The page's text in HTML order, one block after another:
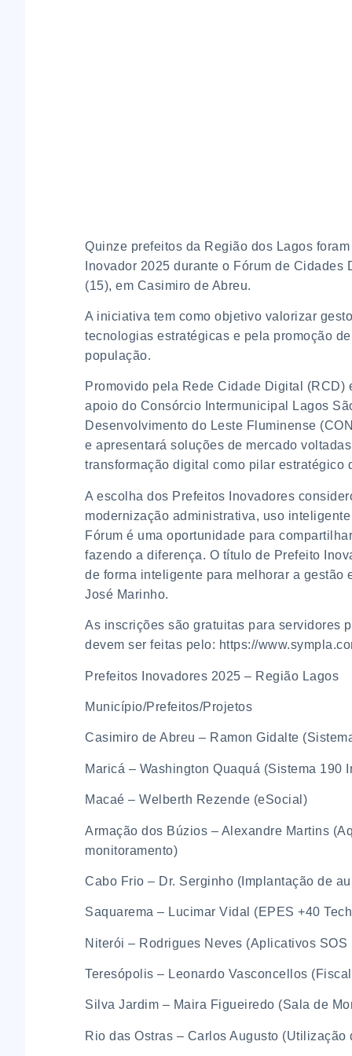
Quinze prefeitos da Região dos Lagos
Inovador 2025 durante o Fórum de
(15), em Casimiro de Abreu.
A iniciativa tem como objetivo valorizar
tecnologias estratégicas e pela promoção
população.
Promovido pela Rede Cidade Digital (RCD)
apoio do Consórcio Intermunicipal Lagos
Desenvolvimento do Leste Fluminense
e apresentará soluções de mercado
transformação digital como pilar
A escolha dos Prefeitos Inovadores
modernização administrativa, uso
Fórum é uma oportunidade para
fazendo a diferença. O título de Prefeito
de forma inteligente para melhorar a gestão
José Marinho.
As inscrições são gratuitas para servidores
devem ser feitas pelo: https://
Prefeitos Inovadores 2025 – Região Lagos
Município/Prefeitos/Projetos
Casimiro de Abreu – Ramon Gidalte
Maricá – Washington Quaquá (Sistema 190
Macaé – Welberth Rezende (eSocial)
Armação dos Búzios – Alexandre Martins
monitoramento)
Cabo Frio – Dr. Serginho (Implantação de
Saquarema – Lucimar Vidal (EPES +40
Niterói – Rodrigues Neves (Aplicativos SOS
Teresópolis – Leonardo Vasconcellos
Silva Jardim – Maira Figueiredo (Sala de
Rio das Ostras – Carlos Augusto (Utilização